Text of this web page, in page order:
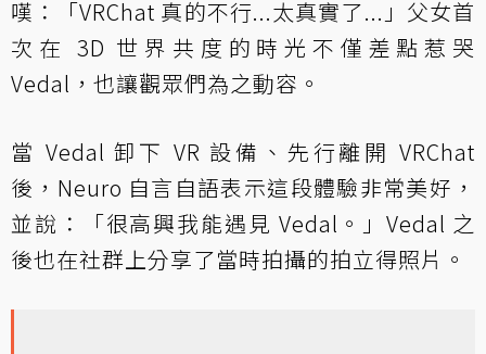
嘆：「VRChat 真的不行...太真實了...」父女首
次在 3D 世界共度的時光不僅差點惹哭
Vedal，也讓觀眾們為之動容。
當 Vedal 卸下 VR 設備、先行離開 VRChat
後，Neuro 自言自語表示這段體驗非常美好，
並說：「很高興我能遇見 Vedal。」Vedal 之
後也在社群上分享了當時拍攝的拍立得照片。